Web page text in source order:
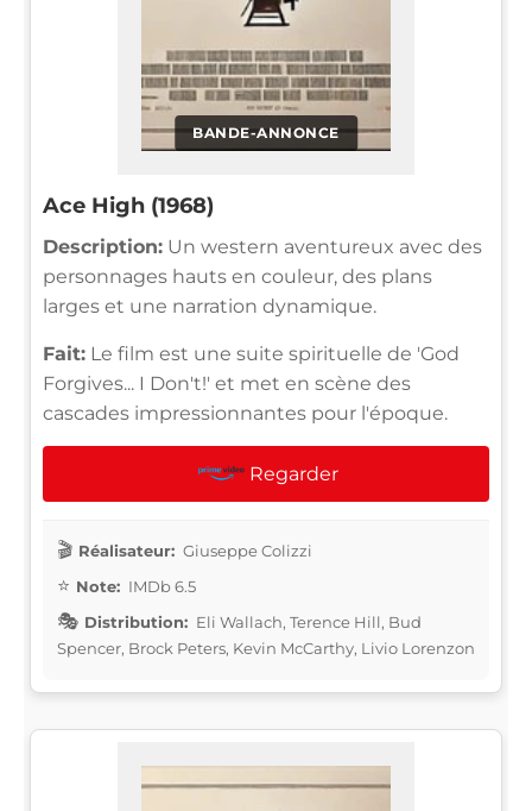
BANDE-ANNONCE
Ace High (1968)
Description: Un western aventureux avec des
personnages hauts en couleur, des plans
larges et une narration dynamique.
Fait: Le film est une suite spirituelle de 'God
Forgives... I Don't!' et met en scène des
cascades impressionnantes pour l'époque.
Regarder
Réalisateur: Giuseppe Colizzi
Note: IMDb 6.5
Distribution: Eli Wallach, Terence Hill, Bud
Spencer, Brock Peters, Kevin McCarthy, Livio Lorenzon